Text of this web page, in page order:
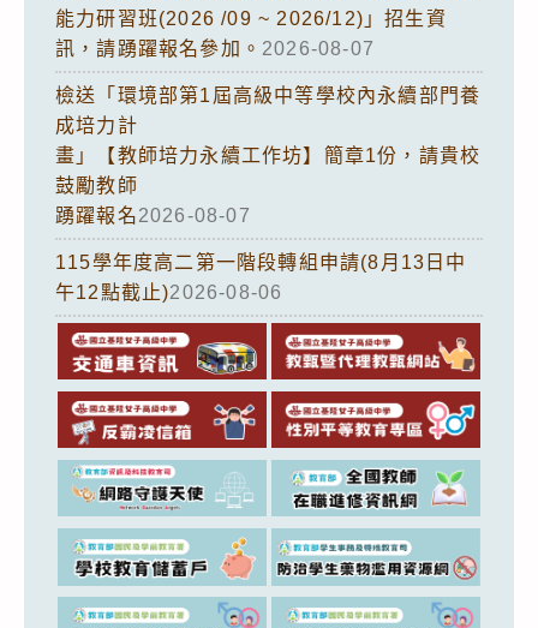
能力研習班(2026 /09 ~ 2026/12)」招生資
訊，請踴躍報名參加。 2026-08-07
檢送「環境部第1屆高級中等學校內永續部門養
成培力計
畫」【教師培力永續工作坊】簡章1份，請貴校
鼓勵教師
踴躍報名2026-08-07
115學年度高二第一階段轉組申請(8月13日中
午12點截止)2026-08-06